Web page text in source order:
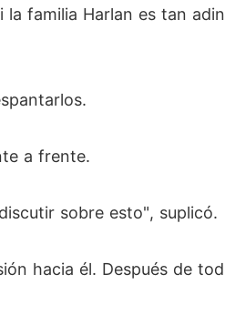
familia Harlan es tan
a frente.
sobre esto", suplicó.
hacia él. Después de